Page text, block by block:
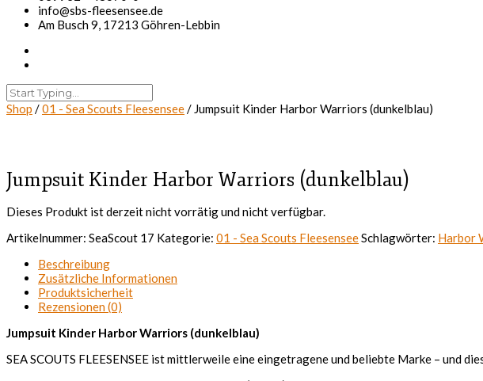
info@sbs-fleesensee.de
Am Busch 9, 17213 Göhren-Lebbin
Shop /01 - Sea Scouts Fleesensee/ Jumpsuit Kinder Harbor Warriors (dunkelblau)
Jumpsuit Kinder Harbor Warriors (dunkelblau)
Dieses Produkt ist derzeit nicht vorrätig und nicht verfügbar.
Artikelnummer: SeaScout 17 Kategorie: 01 - Sea Scouts FleesenseeSchlagwörter: Harbor
Beschreibung
Zusätzliche Informationen
Produktsicherheit
Rezensionen (0)
Jumpsuit Kinder Harbor Warriors (dunkelblau)
SEA SCOUTS FLEESENSEE ist mittlerweile eine eingetragene und beliebte Marke – und